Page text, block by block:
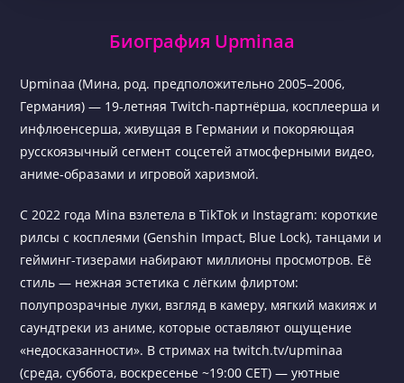
Биография Upminaa
Upminaa (Мина, род. предположительно 2005–2006,
Германия) — 19-летняя Twitch-партнёрша, косплеерша и
инфлюенсерша, живущая в Германии и покоряющая
русскоязычный сегмент соцсетей атмосферными видео,
аниме-образами и игровой харизмой.
С 2022 года Mina взлетела в TikTok и Instagram: короткие
рилсы с косплеями (Genshin Impact, Blue Lock), танцами и
гейминг-тизерами набирают миллионы просмотров. Её
стиль — нежная эстетика с лёгким флиртом:
полупрозрачные луки, взгляд в камеру, мягкий макияж и
саундтреки из аниме, которые оставляют ощущение
«недосказанности». В стримах на twitch.tv/upminaa
(среда, суббота, воскресенье ~19:00 CET) — уютные